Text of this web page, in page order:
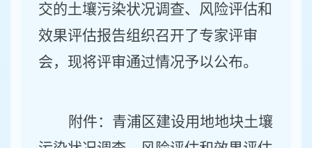
交的土壤污染状况调查、风险评估和
效果评估报告组织召开了专家评审
会，现将评审通过情况予以公布。
附件：青浦区建设用地地块土壤